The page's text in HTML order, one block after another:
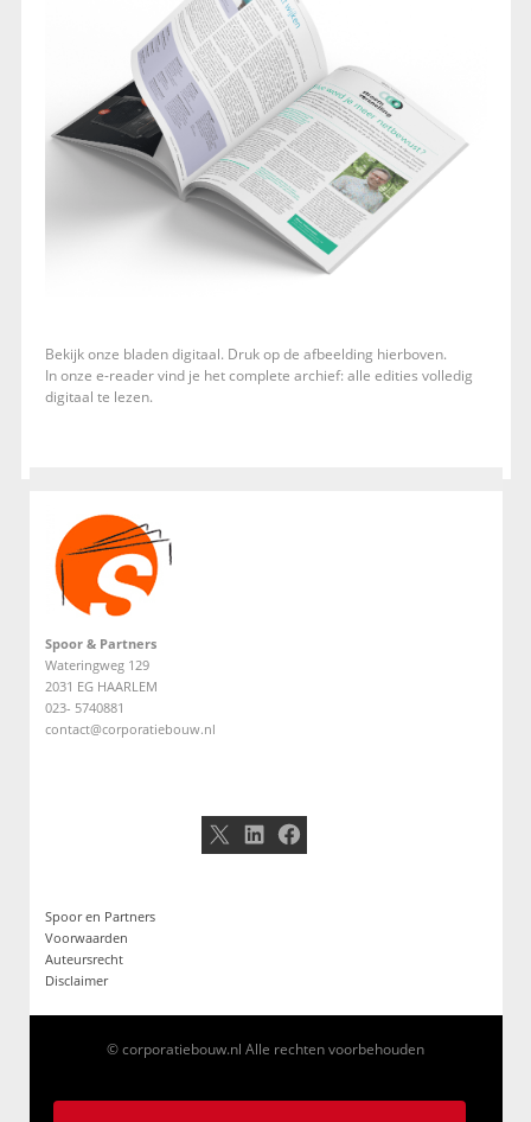
Bekijk onze bladen digitaal. Druk op de afbeelding hierboven.
In onze e-reader vind je het complete archief: alle edities volledig
digitaal te lezen.
Spoor & Partners
Wateringweg 129
2031 EG HAARLEM
023- 5740881
contact@corporatiebouw.nl
X LinkedIn
Facebook
Spoor en Partners
Voorwaarden
Auteursrecht
Disclaimer
© corporatiebouw.nl Alle rechten voorbehouden